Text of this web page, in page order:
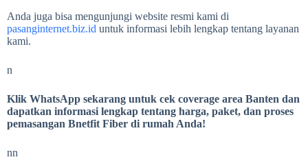
Anda juga bisa mengunjungi website resmi kami di
pasanginternet.biz.id untuk informasi lebih lengkap tentang layanan
kami.
n
Klik WhatsApp sekarang untuk cek coverage area Banten dan
dapatkan informasi lengkap tentang harga, paket, dan proses
pemasangan Bnetfit Fiber di rumah Anda!
nn